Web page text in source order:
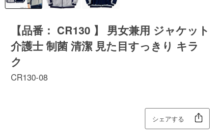
【品番： CR130 】 男女兼用 ジャケット
介護士 制菌 清潔 見た目すっきり キラ
ク
CR130-08
シェアする